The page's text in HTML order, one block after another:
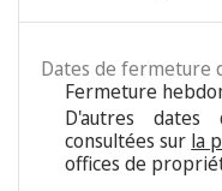
Dates de fermeture
Fermeture
D'autres
consultées sur la
offices de